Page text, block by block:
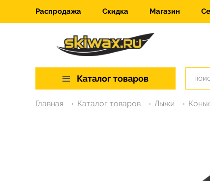
Распродажа Скидка Магазин
Каталог товаров
Главная Каталог товаров Лыжи